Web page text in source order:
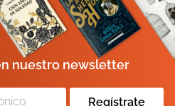
nuestro newsletter
Regístrate